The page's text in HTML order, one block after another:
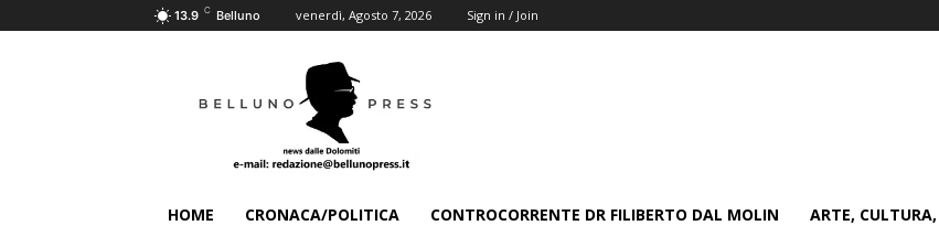
13.9 C Belluno venerdì, Agosto 7, 2026 Sign in / Join
HOME CRONACA/POLITICA CONTROCORRENTE DR FILIBERTO DAL MOLIN ARTE,